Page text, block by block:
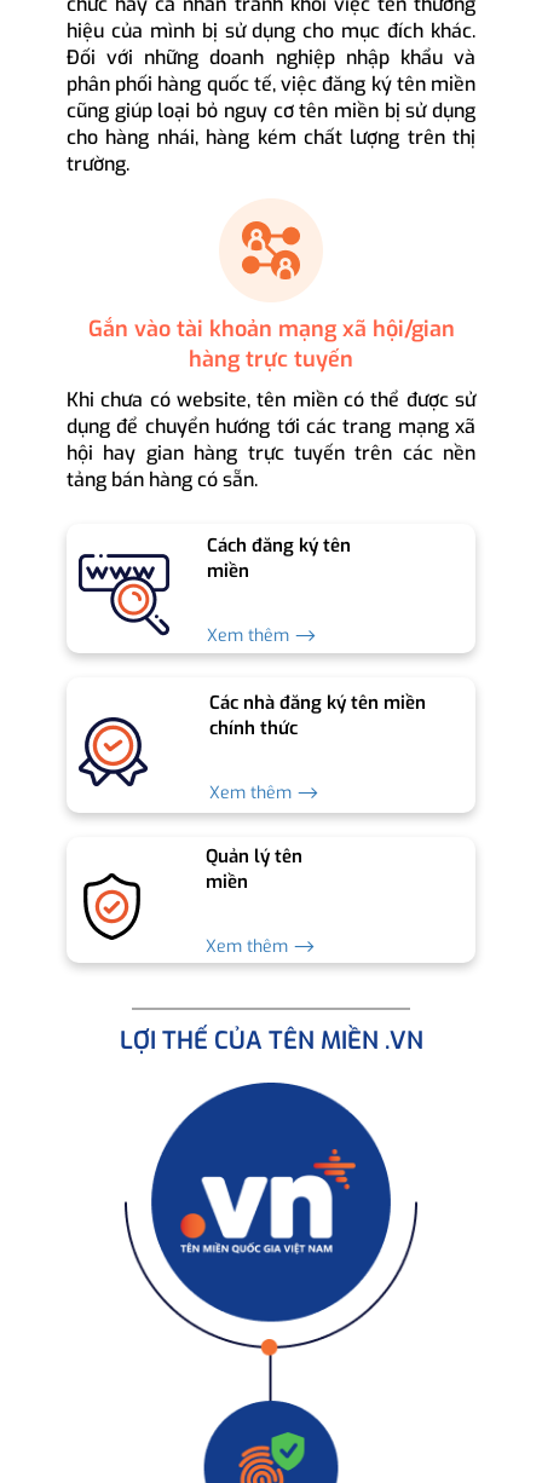
hiệu của mình bị sử dụng cho mục đích khác.
Đối với những doanh nghiệp nhập khẩu và
phân phối hàng quốc tế, việc đăng ký tên miền
cũng giúp loại bỏ nguy cơ tên miền bị sử dụng
cho hàng nhái, hàng kém chất lượng trên thị
trường.
Gắn vào tài khoản mạng xã hội/gian
hàng trực tuyến
Khi chưa có website, tên miền có thể được sử
dụng để chuyển hướng tới các trang mạng xã
hội hay gian hàng trực tuyến trên các nền
tảng bán hàng có sẵn.
Cách đăng ký tên
miền
Xem thêm ⟶
Các nhà đăng ký tên miền
chính thức
Xem thêm ⟶
Quản lý tên
miền
Xem thêm ⟶
LỢI THẾ CỦA TÊN MIỀN .VN